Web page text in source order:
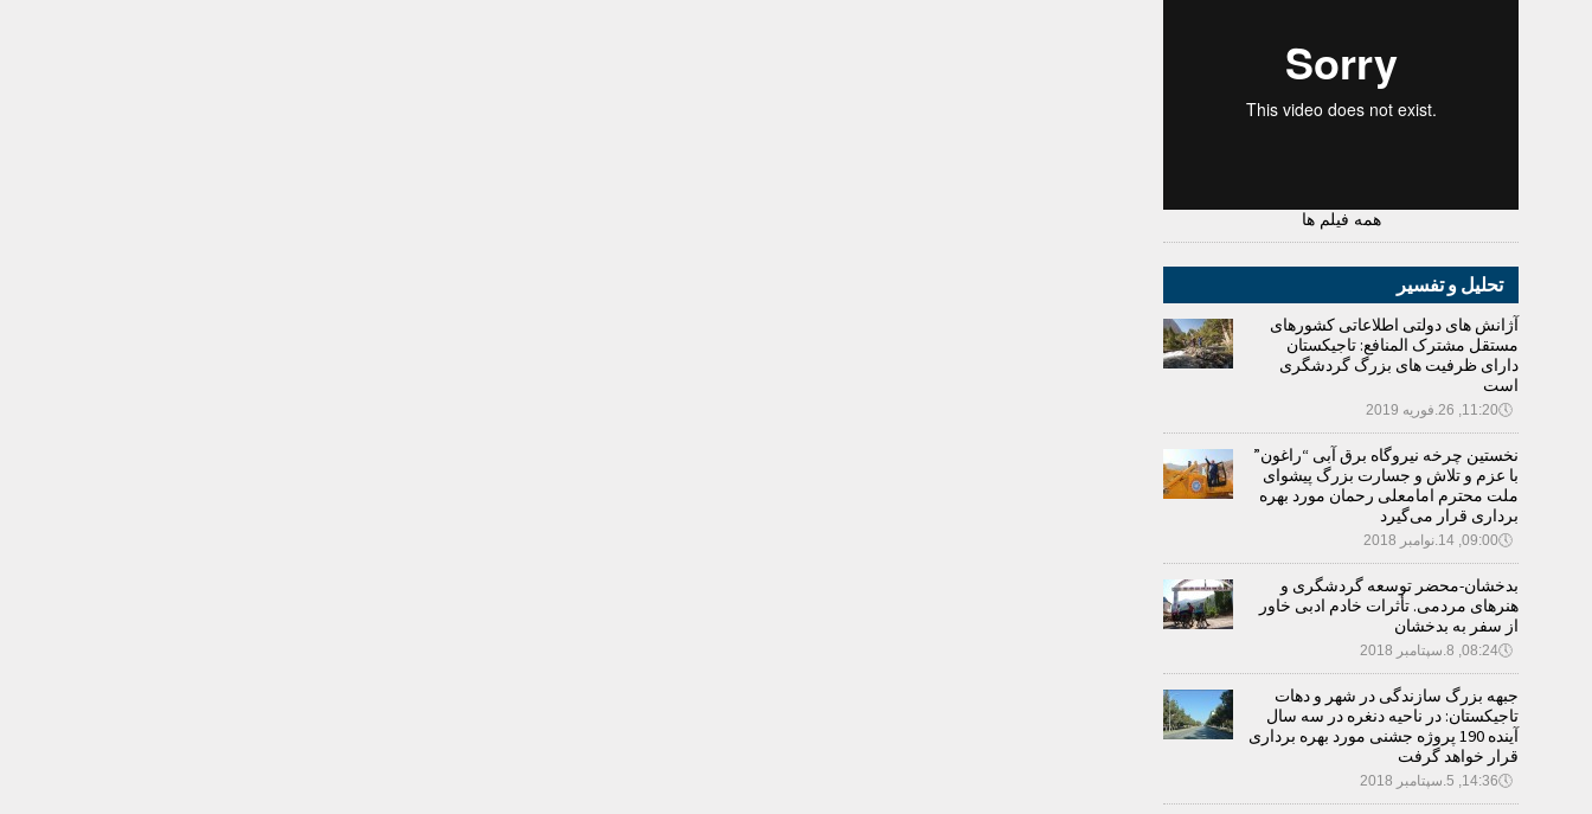
همه فیلم ها
تحلیل و تفسیر
آژانش های دولتی اطلاعاتی کشورهای
مستقل مشترک المنافع: تاجیکستان
دارای ظرفیت های بزرگ گردشگری
است
🕔11:20, 26.فوریه 2019
نخستین چرخه نیروگاه برق آبی “راغون”
با عزم و تلاش و جسارت بزرگ پیشوای
ملت محترم امامعلی رحمان مورد بهره
برداری قرار می‌گیرد
🕔09:00, 14.نوامبر 2018
بدخشان-محضر توسعه گردشگری و
هنرهای مردمی. تأثرات خادم ادبی خاور
از سفر به بدخشان
🕔08:24, 8.سپتامبر 2018
جبهه بزرگ سازندگی در شهر و دهات
تاجیکستان: در ناحیه دنغره در سه سال
آینده 190 پروژه جشنی مورد بهره برداری
قرار خواهد گرفت
🕔14:36, 5.سپتامبر 2018